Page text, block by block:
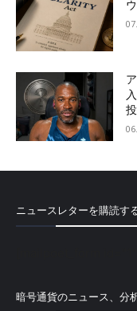
ニュースレターを購読す
暗号通貨のニュース、分